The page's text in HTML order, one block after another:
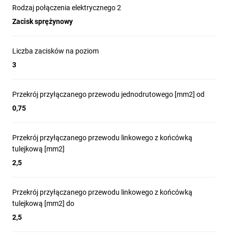
Rodzaj połączenia elektrycznego 2
Zacisk sprężynowy
Liczba zacisków na poziom
3
Przekrój przyłączanego przewodu jednodrutowego [mm2] od
0,75
Przekrój przyłączanego przewodu linkowego z końcówką
tulejkową [mm2]
2,5
Przekrój przyłączanego przewodu linkowego z końcówką
tulejkową [mm2] do
2,5